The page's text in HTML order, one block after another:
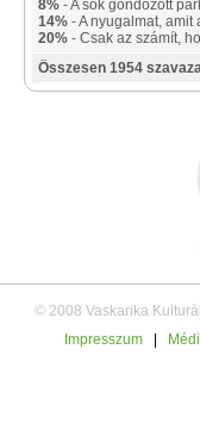
8% - A sok gondozott
14% - A nyugalmat, amit
20% - Csak az számít,
Összesen 1954
© 2008 Vaskarika
Impresszum